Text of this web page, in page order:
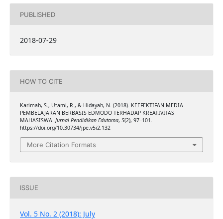
PUBLISHED
2018-07-29
HOW TO CITE
Karimah, S., Utami, R., & Hidayah, N. (2018). KEEFEKTIFAN MEDIA
PEMBELAJARAN BERBASIS EDMODO TERHADAP KREATIVITAS
MAHASISWA. Jurnal Pendidikan Edutama, 5(2), 97–101.
https://doi.org/10.30734/jpe.v5i2.132
More Citation Formats
ISSUE
Vol. 5 No. 2 (2018): July